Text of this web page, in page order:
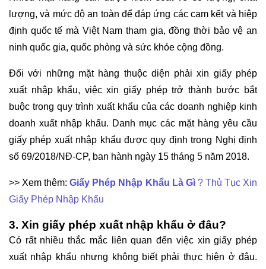
lượng, và mức độ an toàn để đáp ứng các cam kết và hiệp
định quốc tế mà Việt Nam tham gia, đồng thời bảo vệ an
ninh quốc gia, quốc phòng và sức khỏe cộng đồng.
Đối với những mặt hàng thuộc diện phải xin giấy phép
xuất nhập khẩu, việc xin giấy phép trở thành bước bắt
buộc trong quy trình xuất khẩu của các doanh nghiệp kinh
doanh xuất nhập khẩu. Danh mục các mặt hàng yêu cầu
giấy phép xuất nhập khẩu được quy định trong Nghị định
số 69/2018/NĐ-CP, ban hành ngày 15 tháng 5 năm 2018.
>> Xem thêm:Giấy Phép Nhập Khẩu Là Gì ? Thủ Tục Xin
Giấy Phép Nhập Khẩu
3. Xin giấy phép xuất nhập khẩu ở đâu?
Có rất nhiều thắc mắc liên quan đến việc xin giấy phép
xuất nhập khẩu nhưng không biết phải thực hiện ở đâu.